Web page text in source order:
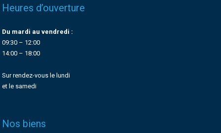
Heures d’ouverture
Du mardi au vendredi :
09:30 – 12:00
14:00 – 18:00
Sur rendez-vous le lundi
et le samedi
Nos biens